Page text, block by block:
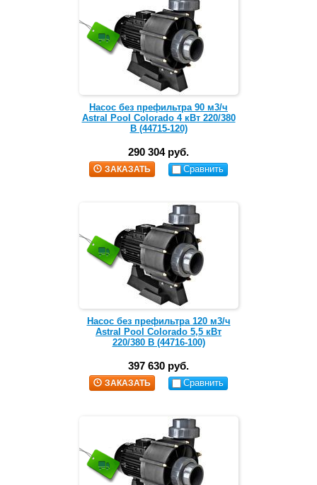
Насос без префильтра 90 м3/ч
Astral Pool Colorado 4 кВт 220/380
В (44715-120)
290 304 руб.
ЗАКАЗАТЬ Сравнить
Насос без префильтра 120 м3/ч
Astral Pool Colorado 5,5 кВт
220/380 В (44716-100)
397 630 руб.
ЗАКАЗАТЬ Сравнить